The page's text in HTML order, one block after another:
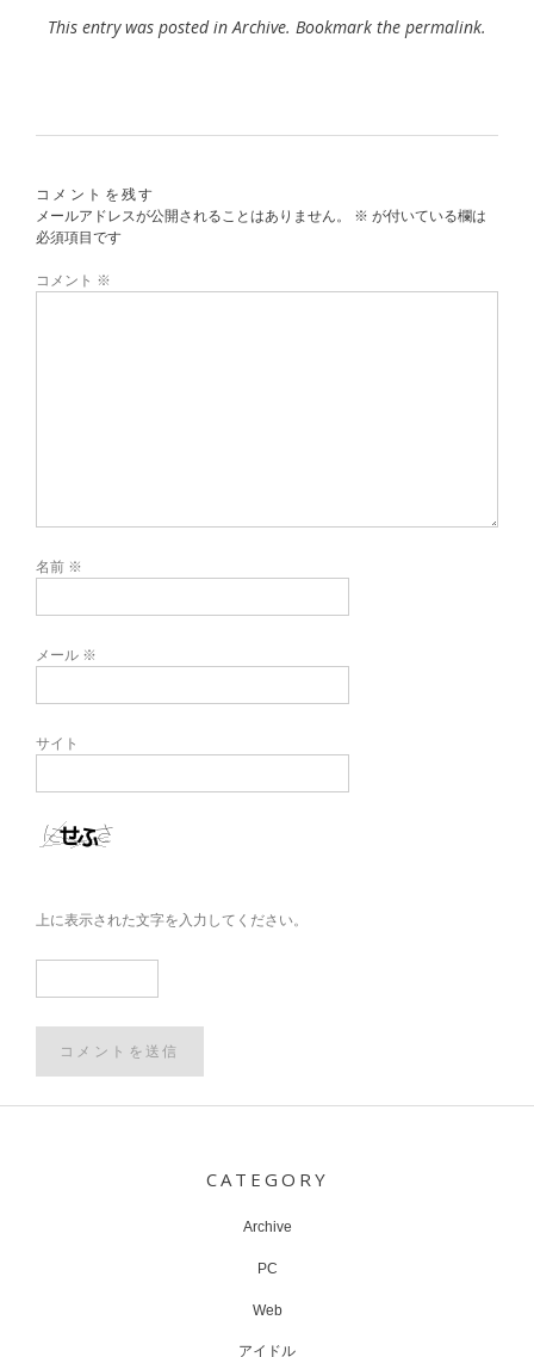
This entry was posted inArchive. Bookmark the permalink.
コメントを残す
メールアドレスが公開されることはありません。
※ が付いている欄は
必須項目です
コメント ※
名前 ※
メール ※
サイト
上に表示された文字を入力してください。
CATEGORY
Archive
PC
Web
アイドル